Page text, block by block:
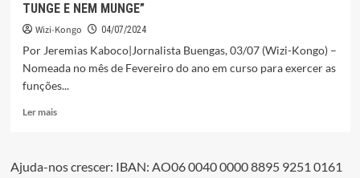
TUNGE E NEM MUNGE”
Wizi-Kongo 04/07/2024
Por Jeremias Kaboco|Jornalista Buengas, 03/07 (Wizi-Kongo) –
Nomeada no mês de Fevereiro do ano em curso para exercer as
funções...
Ler maisLeia
NOMEADA
Ajuda-nos crescer: IBAN: AO06 0040 0000 8895 9251 0161